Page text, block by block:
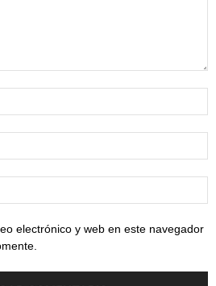
electrónico y web en este navegador